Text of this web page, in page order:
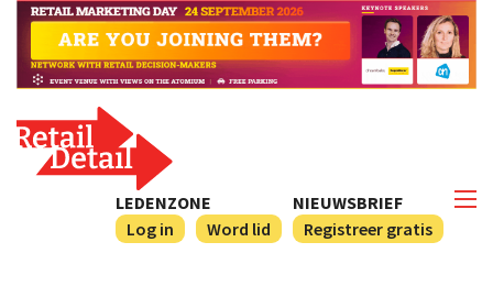
NIEUWSBRIEF
Registreer gratis
LEDENZONE
Log in
Word lid